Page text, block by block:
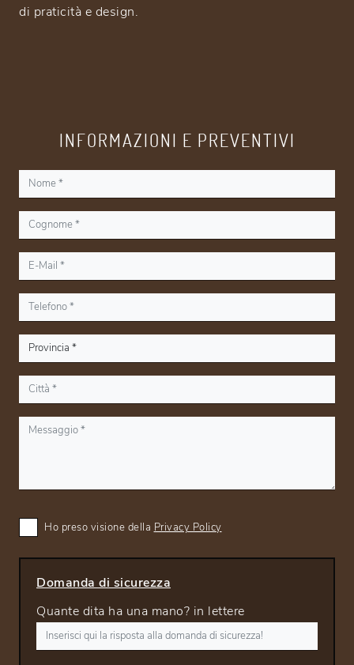
di praticità e design.
INFORMAZIONI E PREVENTIVI
Ho preso visione della Privacy Policy
Domanda di sicurezza
Quante dita ha una mano? in lettere